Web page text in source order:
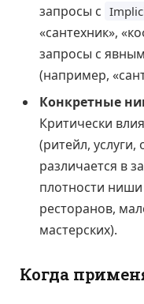
запросы с
«сантехник»,
запросы с
(например,
Конкретные
Критически
(ритейл,
различается в
плотности
ресторанов,
мастерских).
Когда